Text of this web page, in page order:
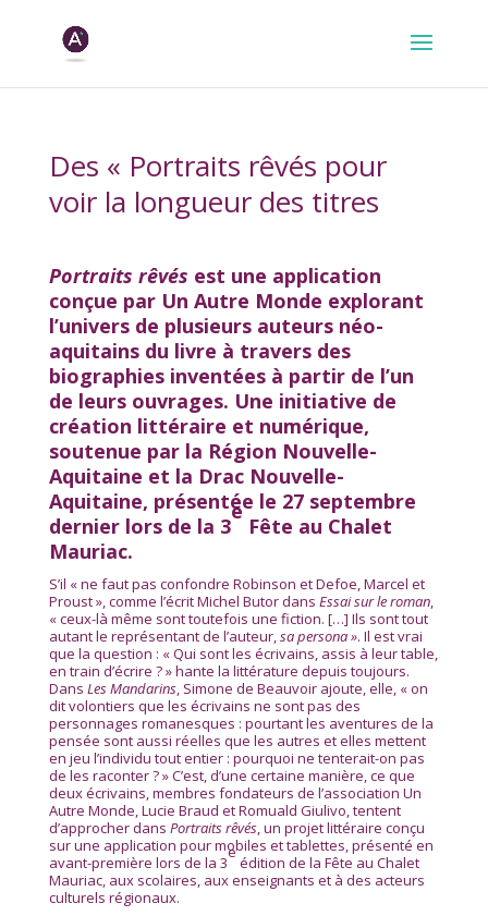
Des « Portraits rêvés pour
voir la longueur des titres
Portraits rêvés est une application
conçue par Un Autre Monde explorant
l’univers de plusieurs auteurs néo-
aquitains du livre à travers des
biographies inventées à partir de l’un
de leurs ouvrages. Une initiative de
création littéraire et numérique,
soutenue par la Région Nouvelle-
Aquitaine et la Drac Nouvelle-
Aquitaine, présentée le 27 septembre
dernier lors de la 3
e
Fête au Chalet
Mauriac.
S’il « ne faut pas confondre Robinson et Defoe, Marcel et
Proust », comme l’écrit Michel Butor dans Essai sur le roman,
« ceux-là même sont toutefois une fiction. […] Ils sont tout
autant le représentant de l’auteur,sa persona ». Il est vrai
que la question : « Qui sont les écrivains, assis à leur table,
en train d’écrire ? » hante la littérature depuis toujours.
Dans Les Mandarins, Simone de Beauvoir ajoute, elle, « on
dit volontiers que les écrivains ne sont pas des
personnages romanesques : pourtant les aventures de la
pensée sont aussi réelles que les autres et elles mettent
en jeu l’individu tout entier : pourquoi ne tenterait-on pas
de les raconter ? » C’est, d’une certaine manière, ce que
deux écrivains, membres fondateurs de l’association Un
Autre Monde, Lucie Braud et Romuald Giulivo, tentent
d’approcher dans Portraits rêvés, un projet littéraire conçu
sur une application pour mobiles et tablettes, présenté en
avant-première lors de la 3
e
édition de la Fête au Chalet
Mauriac, aux scolaires, aux enseignants et à des acteurs
culturels régionaux.